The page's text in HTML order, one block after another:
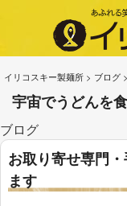
イリコスキー製麺所 > ブログ >
宇宙でうどんを
ブログ
お取り寄せ専門
ます